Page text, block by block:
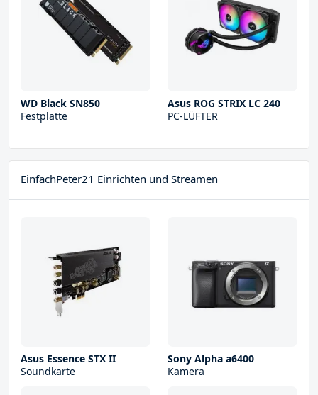
WD Black SN850
Festplatte
Asus ROG STRIX LC 240
PC-LÜFTER
EinfachPeter21 Einrichten und Streamen
Asus Essence STX II
Soundkarte
Sony Alpha a6400
Kamera